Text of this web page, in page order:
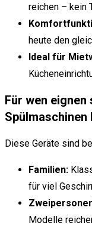
reichen – kein
heute den
Ideal für
Für wen
Spülmaschinen
Diese Geräte sind
Familien:
für viel
Modelle